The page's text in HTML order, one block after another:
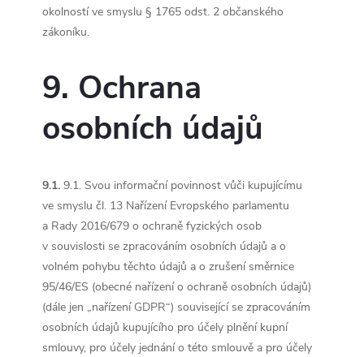
okolností ve smyslu § 1765 odst. 2 občanského
zákoníku.
9. Ochrana
osobních údajů
9.1. 9.1. Svou informační povinnost vůči kupujícímu
ve smyslu čl. 13 Nařízení Evropského parlamentu
a Rady 2016/679 o ochraně fyzických osob
v souvislosti se zpracováním osobních údajů a o
volném pohybu těchto údajů a o zrušení směrnice
95/46/ES (obecné nařízení o ochraně osobních údajů)
(dále jen „nařízení GDPR“) související se zpracováním
osobních údajů kupujícího pro účely plnění kupní
smlouvy, pro účely jednání o této smlouvě a pro účely